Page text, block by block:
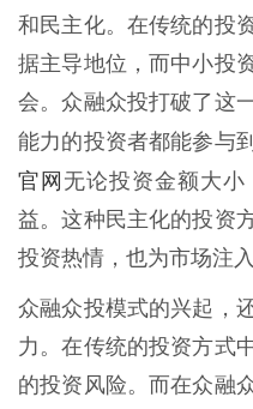
和民主化。在传统的投
据主导地位，而中小投
会。众融众投打破了这
能力的投资者都能参与
官网 无论投资金额大
益。这种民主化的投资
投资热情，也为市场注
众融众投模式的兴起，
力。在传统的投资方式
的投资风险。而在众融